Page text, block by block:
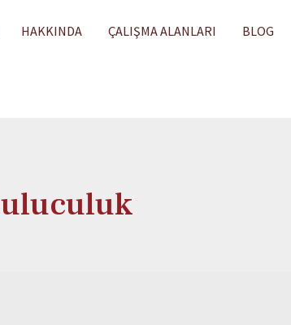
HAKKINDA ÇALIŞMA ALANLARI BLOG